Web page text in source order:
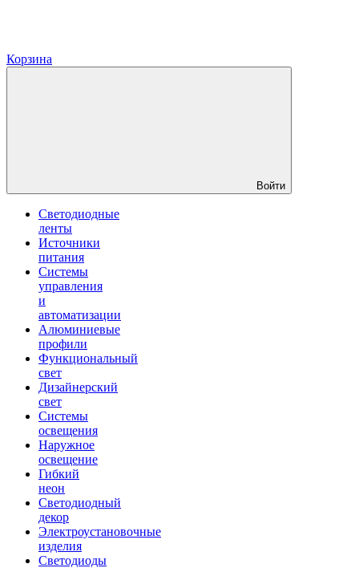
Корзина
Войти
Светодиодные
ленты
Источники
питания
Системы
управления
и
автоматизации
Алюминиевые
профили
Функциональный
свет
Дизайнерский
свет
Системы
освещения
Наружное
освещение
Гибкий
неон
Светодиодный
декор
Электроустановочные
изделия
Светодиоды